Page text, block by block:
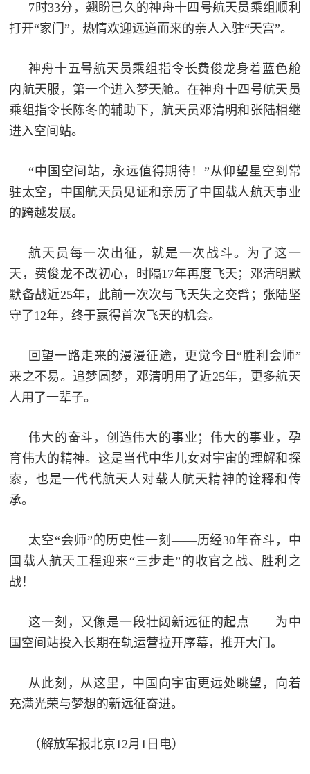
风
采
退
役
服
役
军
服
文
化
国
文
化
旅
红
旅
关
我
7时33分，翘盼已久的神舟十四号航天员乘组顺利
打开“家门”，热情欢迎远道而来的亲人入驻“天宫”。
神舟十五号航天员乘组指令长费俊龙身着蓝色舱
内航天服，第一个进入梦天舱。在神舟十四号航天员
乘组指令长陈冬的辅助下，航天员邓清明和张陆相继
进入空间站。
“中国空间站，永远值得期待！”从仰望星空到常
驻太空，中国航天员见证和亲历了中国载人航天事业
的跨越发展。
航天员每一次出征，就是一次战斗。为了这一
天，费俊龙不改初心，时隔17年再度飞天；邓清明默
默备战近25年，此前一次次与飞天失之交臂；张陆坚
守了12年，终于赢得首次飞天的机会。
回望一路走来的漫漫征途，更觉今日“胜利会师”
来之不易。追梦圆梦，邓清明用了近25年，更多航天
人用了一辈子。
伟大的奋斗，创造伟大的事业；伟大的事业，孕
育伟大的精神。这是当代中华儿女对宇宙的理解和探
索，也是一代代航天人对载人航天精神的诠释和传
承。
太空“会师”的历史性一刻——历经30年奋斗，中
国载人航天工程迎来“三步走”的收官之战、胜利之
战！
这一刻，又像是一段壮阔新远征的起点——为中
国空间站投入长期在轨运营拉开序幕，推开大门。
从此刻，从这里，中国向宇宙更远处眺望，向着
充满光荣与梦想的新远征奋进。
（解放军报北京12月1日电）